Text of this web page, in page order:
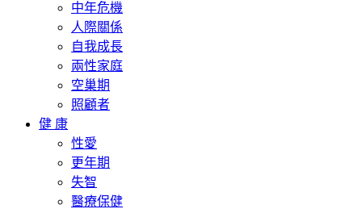
中年危機
人際關係
自我成長
兩性家庭
空巢期
照顧者
健 康
性愛
更年期
失智
醫療保健